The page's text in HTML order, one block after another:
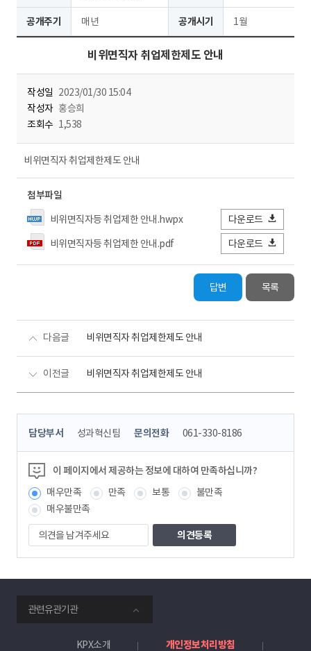
공개주기 매년 공개시기 1월
비위면직자 취업제한제도 안내
작성일 2023/01/30 15:04
작성자 홍승희
조회수 1,538
비위면직자 취업제한제도 안내
첨부파일
비위면직자등 취업제한 안내.hwpx
다운로드
비위면직자등 취업제한 안내.pdf
다운로드
답변 목록
다음글 비위면직자 취업제한제도 안내
이전글 비위면직자 취업제한제도 안내
콘
츠
정
보
책
임
자
담당부서 성과혁신팀 문의전화 061-330-8186
이 페이지에서 제공하는 정보에 대하여 만족하십니까?
매우만족
만족 보통
불만족
매우불만족
의
견
을
겨
주
세
요
관련유관기관
KPX소개 개인정보처리방침